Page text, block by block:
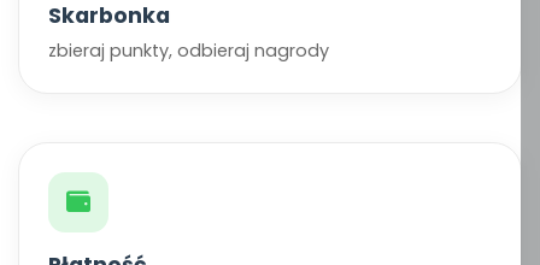
Skarbonka
zbieraj punkty, odbieraj nagrody